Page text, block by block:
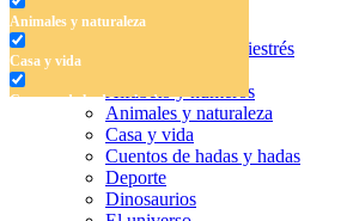
Animales y naturaleza
Casa y vida
Cuentos de hadas y hadas
Dibujos para colorear antiestrés
Libros para colorear
Alfabeto y números
Animales y naturaleza
Casa y vida
Cuentos de hadas y hadas
Deporte
Dinosaurios